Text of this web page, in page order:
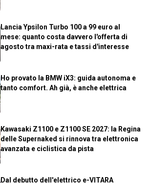
Lancia Ypsilon Turbo 100 a 99 euro al
mese: quanto costa davvero l'offerta di
agosto tra maxi-rata e tassi d'interesse
Ho provato la BMW iX3: guida autonoma e
tanto comfort. Ah già, è anche elettrica
Kawasaki Z1100 e Z1100 SE 2027: la Regina
delle Supernaked si rinnova tra elettronica
avanzata e ciclistica da pista
Dal debutto dell'elettrico e-VITARA